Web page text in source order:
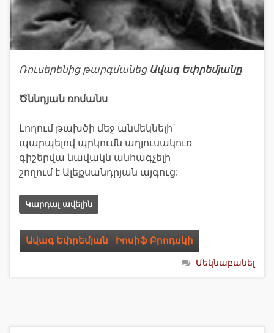
Ռուսերենից թարգմանեց Ավագ Եփրեմյանը
Ծննդյան ռոմանս
Լողում թախծի մեջ անմեկնելի`
պարպելով պրկումն աղյուսակուռ
գիշերվա նավակն անհագչելի
շողում է Ալեքսանդրյան այգուց:
Կարդալ ավելին
Ավագ Եփրեմյան Իոսիֆ Բրոդսկի
Մեկնաբանել